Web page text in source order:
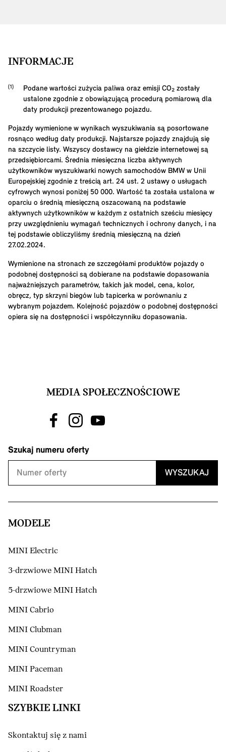
INFORMACJE
Podane wartości zużycia paliwa oraz emisji CO₂ zostały
ustalone zgodnie z obowiązującą procedurą pomiarową dla
daty produkcji prezentowanego pojazdu.
Pojazdy wymienione w wynikach wyszukiwania są posortowane
rosnąco według daty produkcji. Najstarsze pojazdy znajdują się
na szczycie listy. Wszyscy dostawcy na giełdzie internetowej są
przedsiębiorcami. Średnia miesięczna liczba aktywnych
użytkowników wyszukiwarki nowych samochodów BMW w Unii
Europejskiej zgodnie z treścią art. 24 ust. 2 ustawy o usługach
cyfrowych wynosi poniżej 50 000. Wartość ta została ustalona w
oparciu o średnią miesięczną oszacowaną na podstawie
aktywnych użytkowników w każdym z ostatnich sześciu miesięcy
przy uwzględnieniu wymagań technicznych i ochrony danych, i na
tej podstawie obliczyliśmy średnią miesięczną na dzień
27.02.2024.
Wymienione na stronach ze szczegółami produktów pojazdy o
podobnej dostępności są dobierane na podstawie dopasowania
najważniejszych parametrów, takich jak model, cena, kolor,
obręcz, typ skrzyni biegów lub tapicerka w porównaniu z
wybranym pojazdem. Kolejność pojazdów o podobnej dostępności
opiera się na dostępności i współczynniku dopasowania.
MEDIA SPOŁECZNOŚCIOWE
Szukaj numeru oferty
WYSZUKAJ
MODELE
MINI Electric
3-drzwiowe MINI Hatch
5-drzwiowe MINI Hatch
MINI Cabrio
MINI Clubman
MINI Countryman
MINI Paceman
MINI Roadster
SZYBKIE LINKI
Skontaktuj się z nami